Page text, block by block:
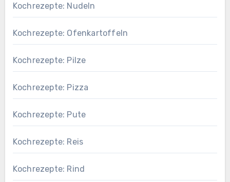
Kochrezepte: Nudeln
Kochrezepte: Ofenkartoffeln
Kochrezepte: Pilze
Kochrezepte: Pizza
Kochrezepte: Pute
Kochrezepte: Reis
Kochrezepte: Rind